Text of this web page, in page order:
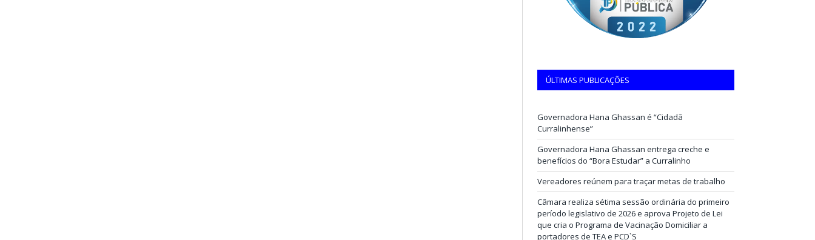
ÚLTIMAS PUBLICAÇÕES
Governadora Hana Ghassan é “Cidadã
Curralinhense”
Governadora Hana Ghassan entrega creche e
benefícios do “Bora Estudar” a Curralinho
Vereadores reúnem para traçar metas de trabalho
Câmara realiza sétima sessão ordinária do primeiro
período legislativo de 2026 e aprova Projeto de Lei
que cria o Programa de Vacinação Domiciliar a
portadores de TEA e PCD`S